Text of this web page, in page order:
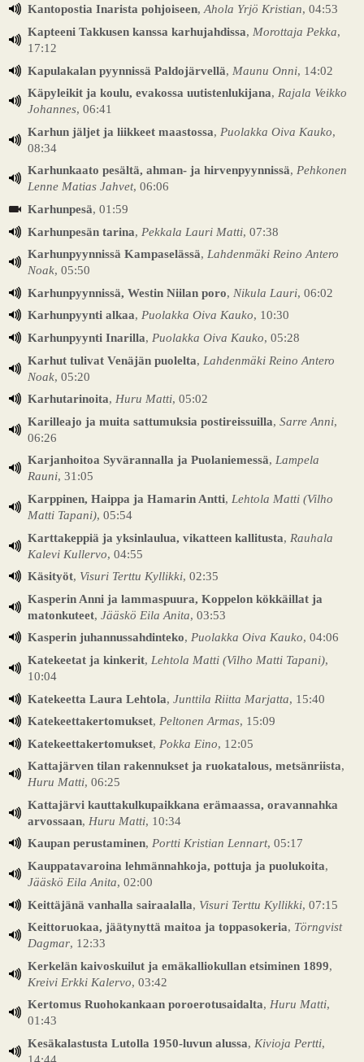
Kantopostia Inarista pohjoiseen,Ahola Yrjö Kristian, 04:53
Kapteeni Takkusen kanssa karhujahdissa, Morottaja Pekka,
17:12
Kapulakalan pyynnissä Paldojärvellä, Maunu Onni, 14:02
Käpyleikit ja koulu, evakossa uutistenlukijana, Rajala Veikko
Johannes, 06:41
Karhun jäljet ja liikkeet maastossa, Puolakka Oiva Kauko,
08:34
Karhunkaato pesältä, ahman- ja hirvenpyynnissä, Pehkonen
Lenne Matias Jahvet, 06:06
Karhunpesä, 01:59
Karhunpesän tarina, Pekkala Lauri Matti, 07:38
Karhunpyynnissä Kampaselässä, Lahdenmäki Reino Antero
Noak, 05:50
Karhunpyynnissä, Westin Niilan poro, Nikula Lauri, 06:02
Karhunpyynti alkaa, Puolakka Oiva Kauko, 10:30
Karhunpyynti Inarilla, Puolakka Oiva Kauko, 05:28
Karhut tulivat Venäjän puolelta, Lahdenmäki Reino Antero
Noak, 05:20
Karhutarinoita, Huru Matti, 05:02
Karilleajo ja muita sattumuksia postireissuilla, Sarre Anni,
06:26
Karjanhoitoa Syvärannalla ja Puolaniemessä, Lampela
Rauni, 31:05
Karppinen, Haippa ja Hamarin Antti, Lehtola Matti (Vilho
Matti Tapani), 05:54
Karttakeppiä ja yksinlaulua, vikatteen kallitusta, Rauhala
Kalevi Kullervo, 04:55
Käsityöt, Visuri Terttu Kyllikki, 02:35
Kasperin Anni ja lammaspuura, Koppelon kökkäillat ja
matonkuteet, Jääskö Eila Anita, 03:53
Kasperin juhannussahdinteko, Puolakka Oiva Kauko, 04:06
Katekeetat ja kinkerit, Lehtola Matti (Vilho Matti Tapani),
10:04
Katekeetta Laura Lehtola, Junttila Riitta Marjatta, 15:40
Katekeettakertomukset, Peltonen Armas, 15:09
Katekeettakertomukset, Pokka Eino, 12:05
Kattajärven tilan rakennukset ja ruokatalous, metsänriista,
Huru Matti, 06:25
Kattajärvi kauttakulkupaikkana erämaassa, oravannahka
arvossaan, Huru Matti, 10:34
Kaupan perustaminen, Portti Kristian Lennart, 05:17
Kauppatavaroina lehmännahkoja, pottuja ja puolukoita,
Jääskö Eila Anita, 02:00
Keittäjänä vanhalla sairaalalla, Visuri Terttu Kyllikki, 07:15
Keittoruokaa, jäätynyttä maitoa ja toppasokeria, Törngvist
Dagmar, 12:33
Kerkelän kaivoskuilut ja emäkalliokullan etsiminen 1899,
Kreivi Erkki Kalervo, 03:42
Kertomus Ruohokankaan poroerotusaidalta, Huru Matti,
01:43
Kesäkalastusta Lutolla 1950-luvun alussa, Kivioja Pertti,
14:44